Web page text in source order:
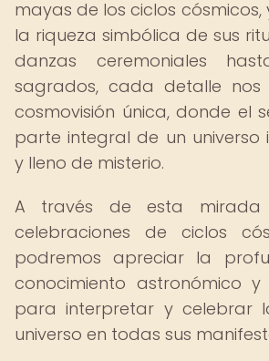
mayas de los ciclos cósmicos,
la riqueza simbólica de sus
danzas ceremoniales
sagrados, cada detalle
cosmovisión única, donde el
parte integral de un universo
y lleno de misterio.
A través de esta
celebraciones de ciclos
podremos apreciar la
conocimiento astronómico
para interpretar y celebrar
universo en todas sus